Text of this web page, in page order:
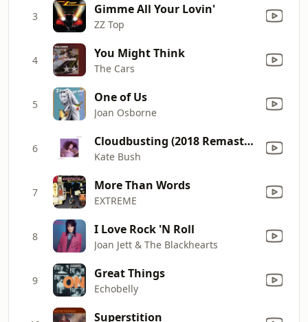
3 Gimme All Your Lovin'
ZZ Top
4 You Might Think
The Cars
5 One of Us
Joan Osborne
6 Cloudbusting (2018 Remaster)
Kate Bush
7 More Than Words
EXTREME
8 I Love Rock 'N Roll
Joan Jett & The Blackhearts
9 Great Things
Echobelly
Superstition